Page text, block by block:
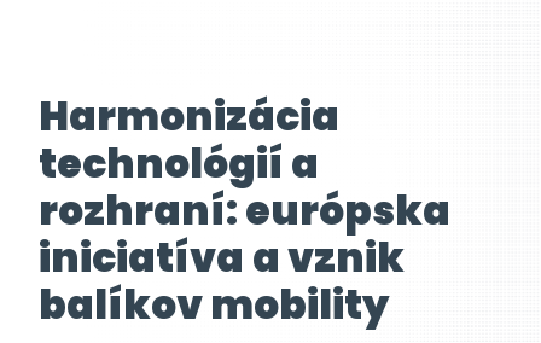
Harmonizácia
technológií a
rozhraní: európska
iniciatíva a vznik
balíkov mobility